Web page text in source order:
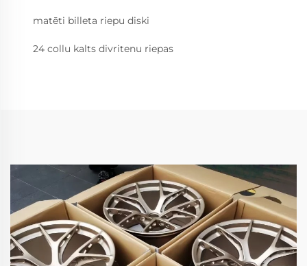
matēti billeta riepu diski
24 collu kalts divritenu riepas